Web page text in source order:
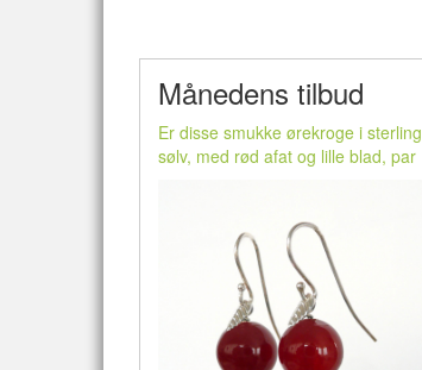
Månedens tilbud
Er disse smukke ørekroge i sterling
sølv, med rød afat og lille blad, par